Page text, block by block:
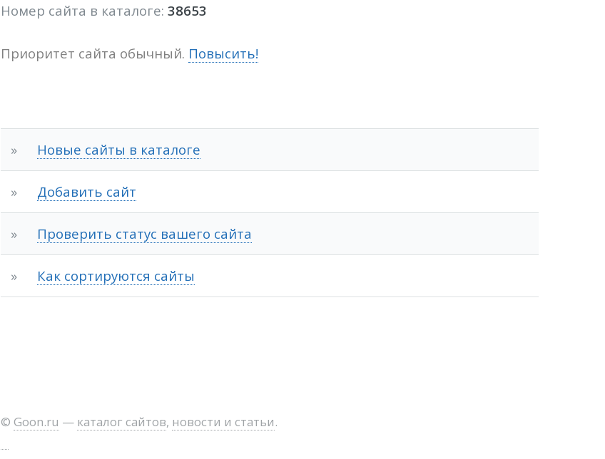
Номер сайта в каталоге: 38653
Приоритет сайта обычный. Повысить!
» Новые сайты в каталоге
» Добавить сайт
» Проверить статус вашего сайта
» Как сортируются сайты
© Goon.ru — каталог сайтов, новости и статьи.